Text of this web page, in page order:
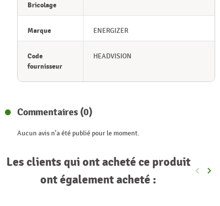
Bricolage
Marque ENERGIZER
Code
fournisseur
HEADVISION
Commentaires (0)
Aucun avis n'a été publié pour le moment.
Les clients qui ont acheté ce produit
ont également acheté :
keyboard_arrow_left keyboard_arrow_right